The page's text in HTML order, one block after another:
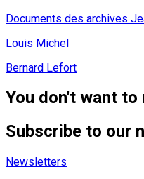
Documents des archives
Louis Michel
Bernard Lefort
You don't want
Subscribe to our
Newsletters